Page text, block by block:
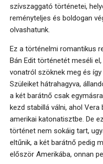
szívszaggató történetei,
reményteljes és boldogan
olvashatunk.
Ez a történelmi romantikus
Bán Edit történetét meséli
vonatról szöknek meg és
Szüleiket hátrahagyva,
a két barátnő csak
kezd stabillá válni, ahol
amerikai katonatisztbe. De
történet nem sokáig tart,
eltűnik, a két barátnő pedig
először Amerikába, onnan